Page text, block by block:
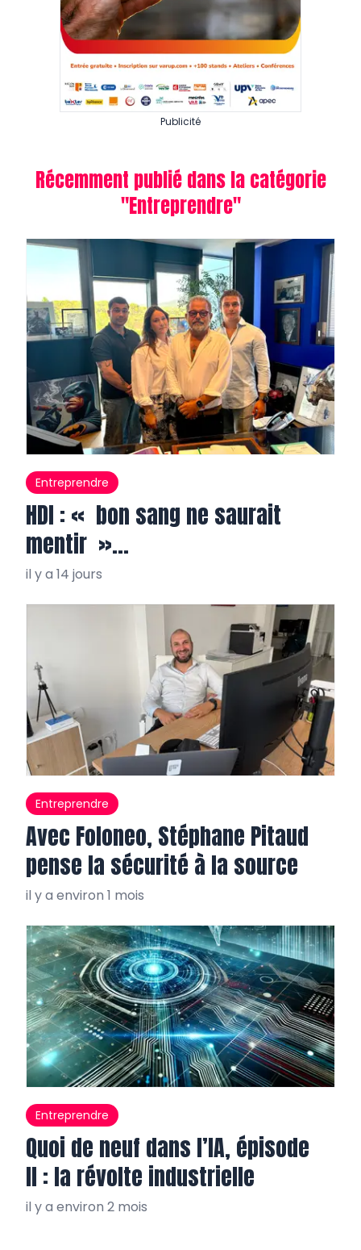
Publicité
Récemment publié dans la catégorie
"Entreprendre"
Entreprendre
HDI : « bon sang ne saurait
mentir »…
il y a 14 jours
Entreprendre
Avec Foloneo, Stéphane Pitaud
pense la sécurité à la source
il y a environ 1 mois
Entreprendre
Quoi de neuf dans l’IA, épisode
II : la révolte industrielle
il y a environ 2 mois